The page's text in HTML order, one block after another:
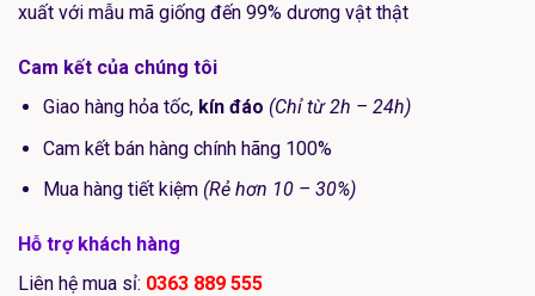
xuất với mẫu mã giống đến 99% dương vật thật
Cam kết của chúng tôi
Giao hàng hỏa tốc, kín đáo (Chỉ từ 2h – 24h)
Cam kết bán hàng chính hãng 100%
Mua hàng tiết kiệm (Rẻ hơn 10 – 30%)
Hỗ trợ khách hàng
Liên hệ mua sỉ: 0363 889 555